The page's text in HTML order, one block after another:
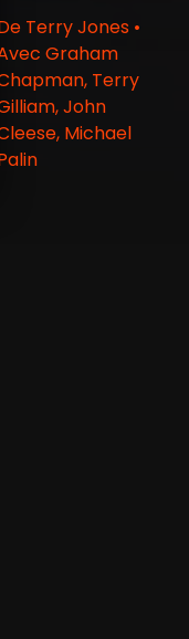
Terry Jones •
Graham
Terry
John
Michael